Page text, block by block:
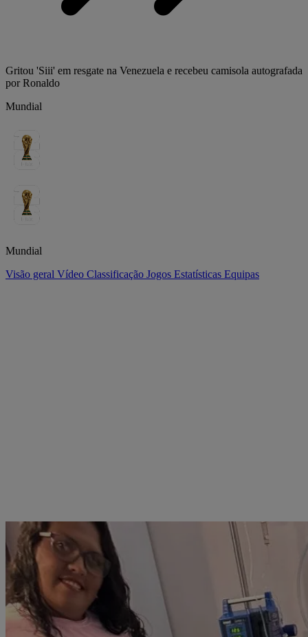
Gritou 'Siii' em resgate na Venezuela e recebeu camisola autografada
por Ronaldo
Mundial
Mundial
Visão geral Vídeo Classificação Jogos Estatísticas Equipas